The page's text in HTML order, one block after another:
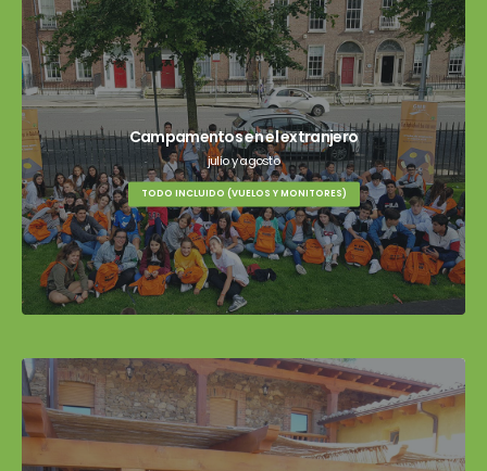
Campamentos en el extranjero
julio y agosto
TODO INCLUIDO (VUELOS Y MONITORES)